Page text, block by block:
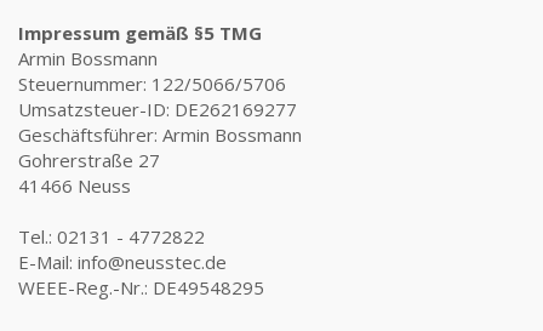
Impressum gemäß §5 TMG
Armin Bossmann
Steuernummer: 122/5066/5706
Umsatzsteuer-ID: DE262169277
Geschäftsführer: Armin Bossmann
Gohrerstraße 27
41466 Neuss
Tel.: 02131 - 4772822
E-Mail: info@neusstec.de
WEEE-Reg.-Nr.: DE49548295